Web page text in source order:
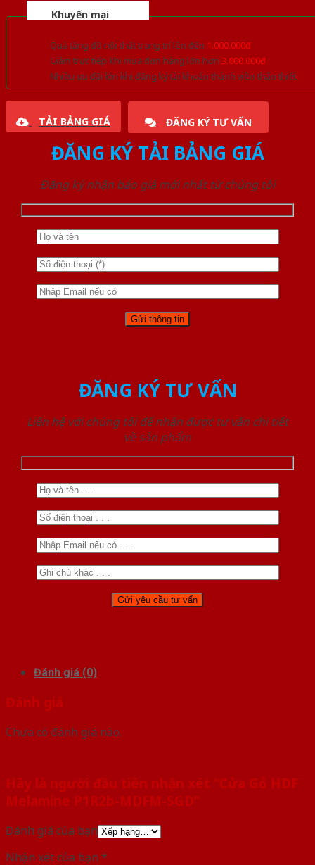
Khuyến mại
Quà tặng đồ nội thất trang trí lên đến 1.000.000đ
Giảm trực tiếp khi mua đơn hàng lớn hơn 3.000.000đ
Nhiều ưu đãi lớn khi đăng ký tài khoản thành viên thân thiết
TẢI BẢNG GIÁ ĐĂNG KÝ TƯ VẤN
ĐĂNG KÝ TẢI BẢNG GIÁ
Đăng ký nhận báo giá mới nhất từ chúng tôi
ĐĂNG KÝ TƯ VẤN
Liên hệ với chúng tôi để nhận được tư vấn chi tiết
về sản phẩm
Đánh giá (0)
Đánh giá
Chưa có đánh giá nào.
Hãy là người đầu tiên nhận xét “Cửa Gỗ HDF
Melamine P1R2b-MDFM-SGD”
Đánh giá của bạn
Nhận xét của bạn *